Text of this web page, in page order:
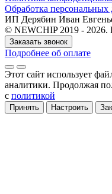
Обработка
ИП Дерябин Иван
© NEWCHIP 2019 - 2026.
Заказать звонок
Подробнее об оплате
Этот сайт использует
аналитики. Продолжая
с политикой
Принять Настроить